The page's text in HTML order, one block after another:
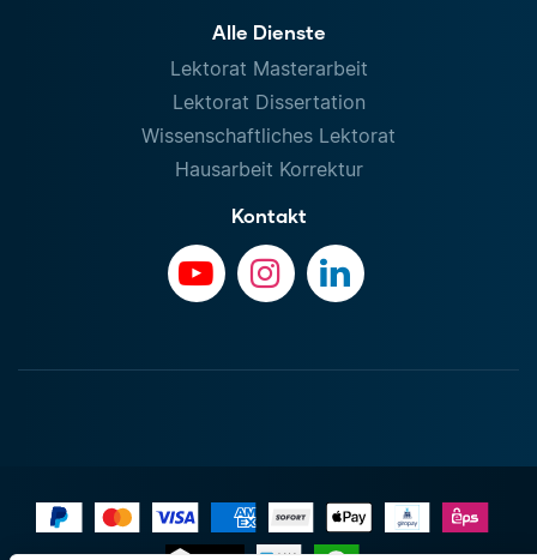
Alle Dienste
Lektorat Masterarbeit
Lektorat Dissertation
Wissenschaftliches Lektorat
Hausarbeit Korrektur
Kontakt